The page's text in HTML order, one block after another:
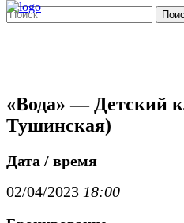
«Вода» — Детский
Тушинская)
Дата / время
02/04/2023 18:00